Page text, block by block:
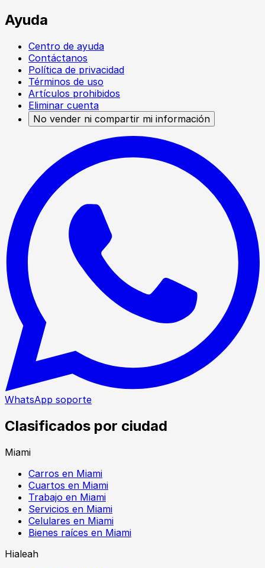
Ayuda
Centro de ayuda
Contáctanos
Política de privacidad
Términos de uso
Artículos prohibidos
Eliminar cuenta
No vender ni compartir mi información
WhatsApp soporte
Clasificados por ciudad
Miami
Carros en Miami
Cuartos en Miami
Trabajo en Miami
Servicios en Miami
Celulares en Miami
Bienes raíces en Miami
Hialeah